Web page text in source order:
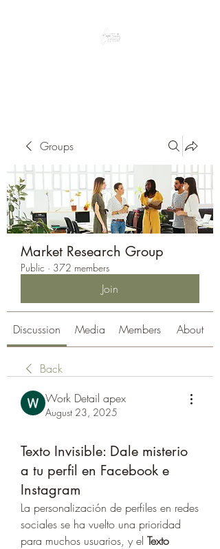
Groups
Market Research Group
Public · 372 members
Join
Discussion Media Members About
Back
Work Detail apex
August 23, 2025
Texto Invisible: Dale misterio
a tu perfil en Facebook e
Instagram
La personalización de perfiles en redes
sociales se ha vuelto una prioridad
para muchos usuarios, y el Texto